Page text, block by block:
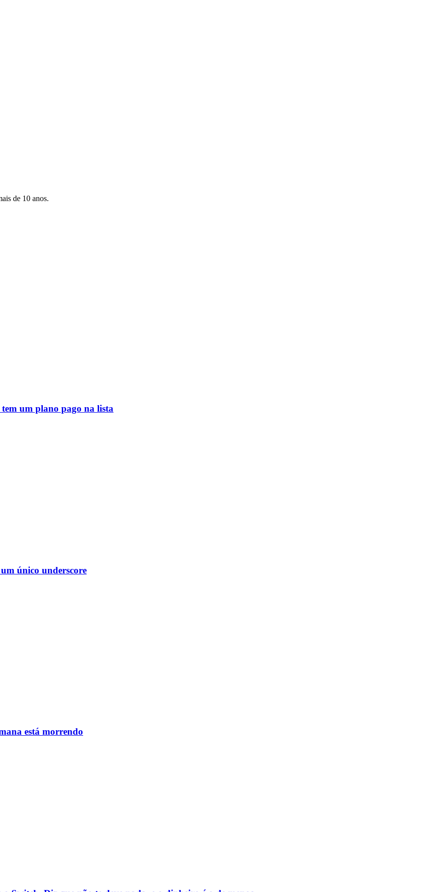
de 10 anos.
um plano pago na lista
único underscore
está morrendo